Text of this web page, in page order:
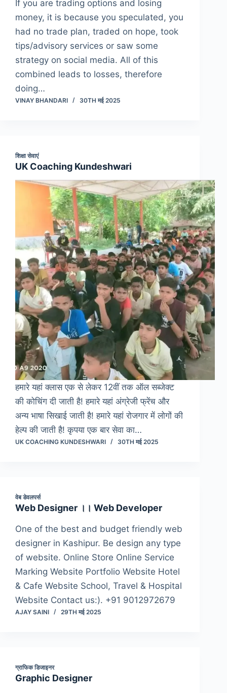
If you are trading options and losing
money, it is because you speculated, you
had no trade plan, traded on hope, took
tips/advisory services or saw some
strategy on social media. All of this
combined leads to losses, therefore
doing…
VINAY BHANDARI 30TH मई 2025
शिक्षा सेवाएं
UK Coaching Kundeshwari
हमारे यहां क्लास एक से लेकर 12वीं तक ऑल सब्जेक्ट
की कोचिंग दी जाती है! हमारे यहां अंग्रेजी फ्रेंच और
अन्य भाषा सिखाई जाती है! हमारे यहां रोजगार में लोगों की
हेल्प की जाती है! कृपया एक बार सेवा का…
UK COACHING KUNDESHWARI 30TH मई 2025
वेब डेवलपर्स
Web Designer ।। Web Developer
One of the best and budget friendly web
designer in Kashipur. Be design any type
of website. Online Store Online Service
Marking Website Portfolio Website Hotel
& Cafe Website School, Travel & Hospital
Website Contact us:). +91 9012972679
AJAY SAINI 29TH मई 2025
ग्राफिक डिजाइनर
Graphic Designer